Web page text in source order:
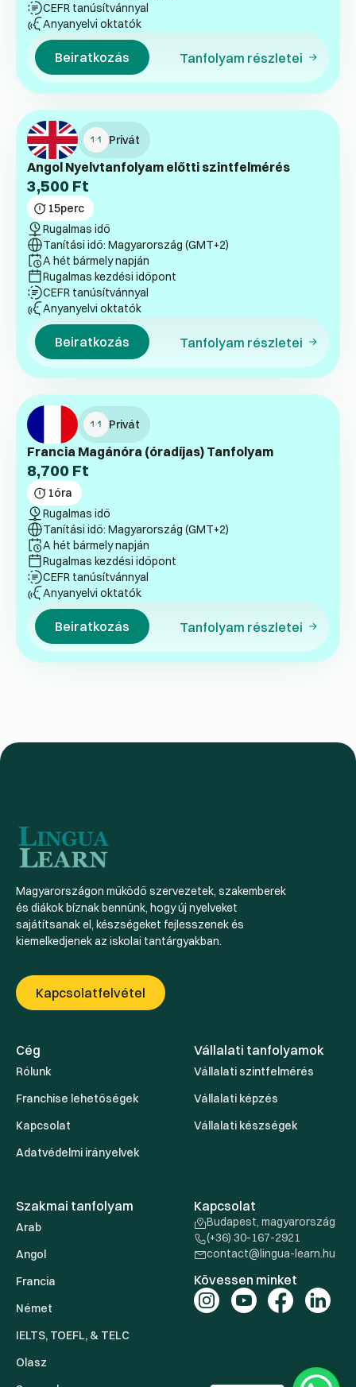
CEFR tanúsítvánnyal
Anyanyelvi oktatók
Beiratkozás Tanfolyam részletei
Privát
Angol Nyelvtanfolyam előtti szintfelmérés
3,500 Ft
15perc
Rugalmas idő
Tanítási idő: Magyarország (GMT+2)
A hét bármely napján
Rugalmas kezdési időpont
CEFR tanúsítvánnyal
Anyanyelvi oktatók
Beiratkozás Tanfolyam részletei
Privát
Francia Magánóra (óradíjas) Tanfolyam
8,700 Ft
1óra
Rugalmas idő
Tanítási idő: Magyarország (GMT+2)
A hét bármely napján
Rugalmas kezdési időpont
CEFR tanúsítvánnyal
Anyanyelvi oktatók
Beiratkozás Tanfolyam részletei
Magyarországon működő szervezetek, szakemberek
és diákok bíznak bennünk, hogy új nyelveket
sajátítsanak el, készségeket fejlesszenek és
kiemelkedjenek az iskolai tantárgyakban.
Kapcsolatfelvétel
Cég
Rólunk
Franchise lehetőségek
Kapcsolat
Adatvédelmi irányelvek
Vállalati tanfolyamok
Vállalati szintfelmérés
Vállalati képzés
Vállalati készségek
Szakmai tanfolyam
Arab
Angol
Francia
Német
IELTS, TOEFL, & TELC
Olasz
Kapcsolat
Budapest, magyarország
(+36) 30-167-2921
contact@lingua-learn.hu
Kövessen minket